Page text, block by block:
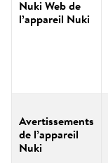
Nuki Web de
l’appareil Nuki
Avertissements
de l’appareil
Nuki